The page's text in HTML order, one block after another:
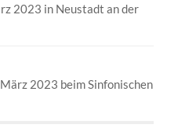
2023 in Neustadt an der
2023 beim Sinfonischen